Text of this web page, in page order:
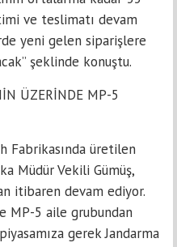
ve teslimatı devam
yeni gelen siparişlere
şeklinde konuştu.
ÜZERİNDE MP-5
Fabrikasında üretilen
Müdür Vekili Gümüş,
itibaren devam ediyor.
MP-5 aile grubundan
gerek Jandarma